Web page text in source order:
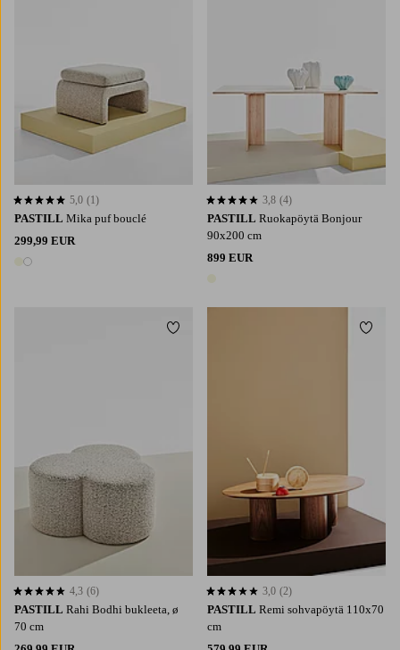
PASTILL Mika puf bouclé
299,99 EUR
2 värejä
5,0 perustuen 1 arvosanaan
5,0 (1)
PASTILL Ruokapöytä Bonjour
90x200 cm
899 EUR
3,8 perustuen 4 arvosanaan
3,8 (4)
PASTILL Rahi Bodhi bukleeta, ø
70 cm
4,3 perustuen 6 arvosanaan
4,3 (6)
Lisää suosikkeihin
PASTILL Remi sohvapöytä 110x70
cm
3,0 perustuen 2 arvosanaan
3,0 (2)
Lisää